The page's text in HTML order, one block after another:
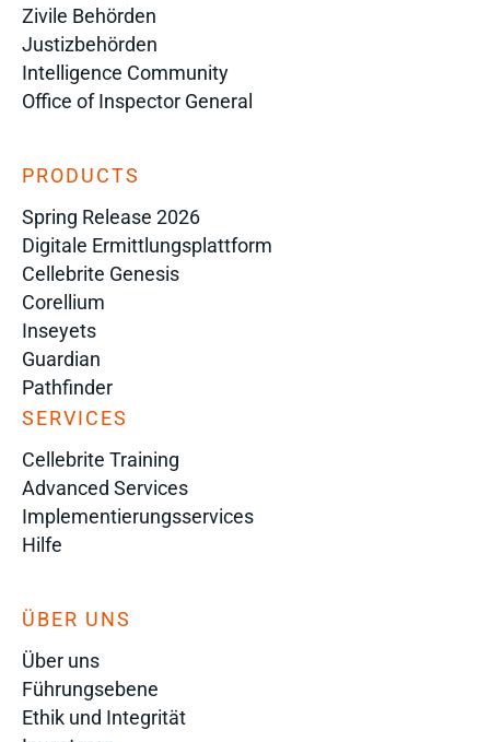
Zivile Behörden
Justizbehörden
Intelligence Community
Office of Inspector General
PRODUCTS
Spring Release 2026
Digitale Ermittlungsplattform
Cellebrite Genesis
Corellium
Inseyets
Guardian
Pathfinder
SERVICES
Cellebrite Training
Advanced Services
Implementierungsservices
Hilfe
ÜBER UNS
Über uns
Führungsebene
Ethik und Integrität